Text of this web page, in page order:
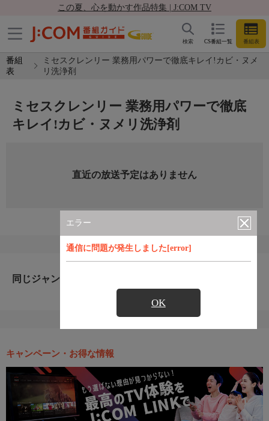
この夏、心を動かす作品特集 | J:COM TV
CS番組一覧 番組表
検索
番組
表
ミセスクレンリー 業務用パワーで徹底キレイ!カビ・ヌメ
リ洗浄剤
エラー
通信に問題が発生しました[error]
OK
ミセスクレンリー 業務用パワーで徹底
キレイ!カビ・ヌメリ洗浄剤
直近の放送予定はありません
同じジャンルのおすすめ番組
キャンペーン・お得な情報